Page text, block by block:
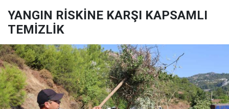
YANGIN RİSKİNE KARŞI KAPSAMLI
TEMİZLİK